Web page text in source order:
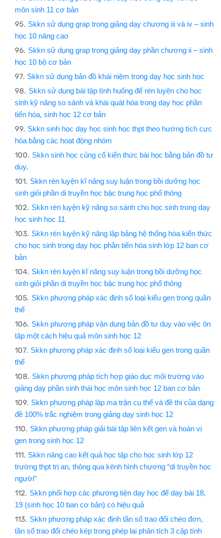
môn sinh 11 cơ bản
Skkn sử dụng grap trong giảng dạy chương iii và iv – sinh
học 10 nâng cao
Skkn sử dụng grap trong giảng dạy phần chương ii – sinh
học 10 bộ cơ bản
Skkn sử dụng bản đồ khái niệm trong dạy học sinh học
Skkn sử dụng bài tập tình huống để rèn luyện cho học
sinh kỹ năng so sánh và khái quát hóa trong dạy học phần
tiến hóa, sinh học 12 cơ bản
Skkn sinh học dạy học sinh học thpt theo hướng tích cực
hóa bằng các hoạt động nhóm
Skkn sinh học củng cố kiến thức bài học bằng bản đồ tư
duy.
Skkn rèn luyện kĩ năng suy luận trong bồi dưỡng học
sinh giỏi phần di truyền học bậc trung học phổ thông
Skkn rèn luyện kỹ năng so sánh cho học sinh trong dạy
học sinh học 11
Skkn rèn luyện kỹ năng lập bảng hệ thống hóa kiến thức
cho học sinh trong dạy học phần tiến hóa sinh lớp 12 ban cơ
bản
Skkn rèn luyện kĩ năng suy luận trong bồi dưỡng học
sinh giỏi phần di truyền học bậc trung học phổ thông
Skkn phương pháp xác định số loại kiểu gen trong quần
thể
Skkn phương pháp vận dụng bản đồ tư duy vào việc ôn
tập một cách hiệu quả môn sinh học 12
Skkn phương pháp xác định số loại kiểu gen trong quần
thể
Skkn phương pháp tích hợp giáo dục môi trường vào
giảng dạy phần sinh thái học môn sinh học 12 ban cơ bản
Skkn phương pháp lập ma trận cụ thể và đề thi của dạng
đề 100% trắc nghiệm trong giảng dạy sinh học 12
Skkn phương pháp giải bài tập liên kết gen và hoán vị
gen trong sinh học 12
Skkn nâng cao kết quả học tập cho học sinh lớp 12
trường thpt trị an, thông qua kênh hình chương “di truyền học
người”
Skkn phối hợp các phương tiện dạy học để dạy bài 18,
19 (sinh học 10 ban cơ bản) có hiệu quả
Skkn phương pháp xác định tần số trao đổi chéo đơn,
tần số trao đổi chéo kép trong phép lai phân tích 3 cặp tính